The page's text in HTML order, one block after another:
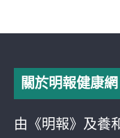
關於明報健康網
由《明報》及養